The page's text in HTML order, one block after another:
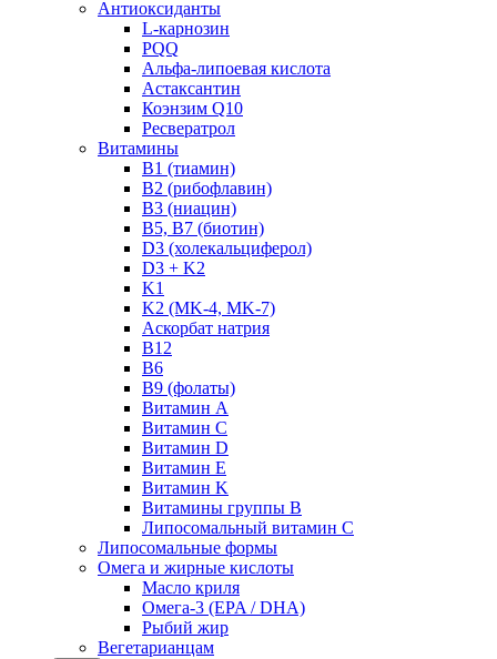
Антиоксиданты
L-карнозин
PQQ
Альфа-липоевая кислота
Астаксантин
Коэнзим Q10
Ресвератрол
Витамины
B1 (тиамин)
B2 (рибофлавин)
B3 (ниацин)
B5, B7 (биотин)
D3 (холекальциферол)
D3 + K2
K1
K2 (MK-4, MK-7)
Аскорбат натрия
В12
В6
В9 (фолаты)
Витамин A
Витамин C
Витамин D
Витамин E
Витамин K
Витамины группы B
Липосомальный витамин C
Липосомальные формы
Омега и жирные кислоты
Масло криля
Омега-3 (EPA / DHA)
Рыбий жир
Вегетарианцам